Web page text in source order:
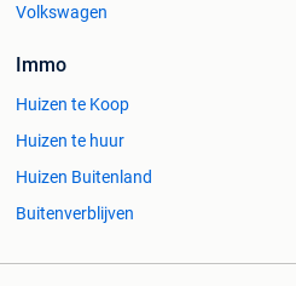
Volkswagen
Immo
Huizen te Koop
Huizen te huur
Huizen Buitenland
Buitenverblijven